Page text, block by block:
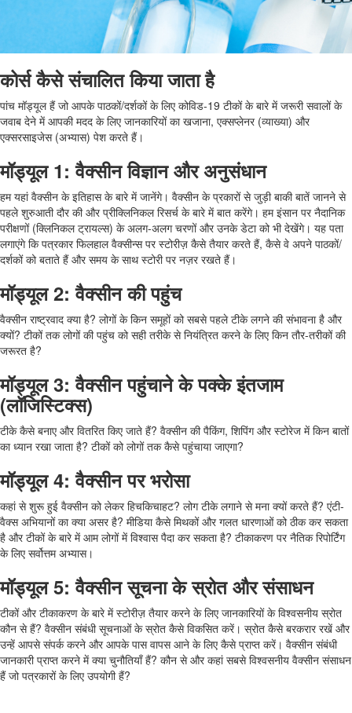
कोर्स कैसे संचालित किया जाता है
पांच मॉड्यूल हैं जो आपके पाठकों/दर्शकों के लिए कोविड-19 टीकों के बारे में जरूरी सवालों के
जवाब देने में आपकी मदद के लिए जानकारियों का खजाना, एक्सप्लेनर (व्याख्या) और
एक्सरसाइजेस (अभ्यास) पेश करते हैं।
मॉड्यूल 1: वैक्सीन विज्ञान और अनुसंधान
हम यहां वैक्सीन के इतिहास के बारे में जानेंगे। वैक्सीन के प्रकारों से जुड़ी बाकी बातें जानने से
पहले शुरुआती दौर की और प्रीक्लिनिकल रिसर्च के बारे में बात करेंगे। हम इंसान पर नैदानिक
परीक्षणों (क्लिनिकल ट्रायल्स) के अलग-अलग चरणों और उनके डेटा को भी देखेंगे। यह पता
लगाएंगे कि पत्रकार फिलहाल वैक्सीन्स पर स्टोरीज़ कैसे तैयार करते हैं, कैसे वे अपने पाठकों/
दर्शकों को बताते हैं और समय के साथ स्टोरी पर नज़र रखते हैं।
मॉड्यूल 2: वैक्सीन की पहुंच
वैक्सीन राष्ट्रवाद क्या है? लोगों के किन समूहों को सबसे पहले टीके लगने की संभावना है और
क्यों? टीकों तक लोगों की पहुंच को सही तरीके से नियंत्रित करने के लिए किन तौर-तरीकों की
जरूरत है?
मॉड्यूल 3: वैक्सीन पहुंचाने के पक्के इंतजाम
(लॉजिस्टिक्स)
टीके कैसे बनाए और वितरित किए जाते हैं? वैक्सीन की पैकिंग, शिपिंग और स्टोरेज में किन बातों
का ध्यान रखा जाता है? टीकों को लोगों तक कैसे पहुंचाया जाएगा?
मॉड्यूल 4: वैक्सीन पर भरोसा
कहां से शुरू हुई वैक्सीन को लेकर हिचकिचाहट? लोग टीके लगाने से मना क्यों करते हैं? एंटी-
वैक्स अभियानों का क्या असर है? मीडिया कैसे मिथकों और गलत धारणाओं को ठीक कर सकता
है और टीकों के बारे में आम लोगों में विश्वास पैदा कर सकता है? टीकाकरण पर नैतिक रिपोर्टिंग
के लिए सर्वोत्तम अभ्यास।
मॉड्यूल 5: वैक्सीन सूचना के स्रोत और संसाधन
टीकों और टीकाकरण के बारे में स्टोरीज़ तैयार करने के लिए जानकारियों के विश्वसनीय स्रोत
कौन से हैं? वैक्सीन संबंधी सूचनाओं के स्रोत कैसे विकसित करें। स्रोत कैसे बरकरार रखें और
उन्हें आपसे संपर्क करने और आपके पास वापस आने के लिए कैसे प्राप्त करें। वैक्सीन संबंधी
जानकारी प्राप्त करने में क्या चुनौतियाँ हैं? कौन से और कहां सबसे विश्वसनीय वैक्सीन संसाधन
हैं जो पत्रकारों के लिए उपयोगी हैं?